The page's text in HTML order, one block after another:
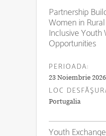
Partnership
Women in
Inclusive Youth
Opportunities
PERIOADA:
23 Noiembrie
LOC
Portugalia
Youth